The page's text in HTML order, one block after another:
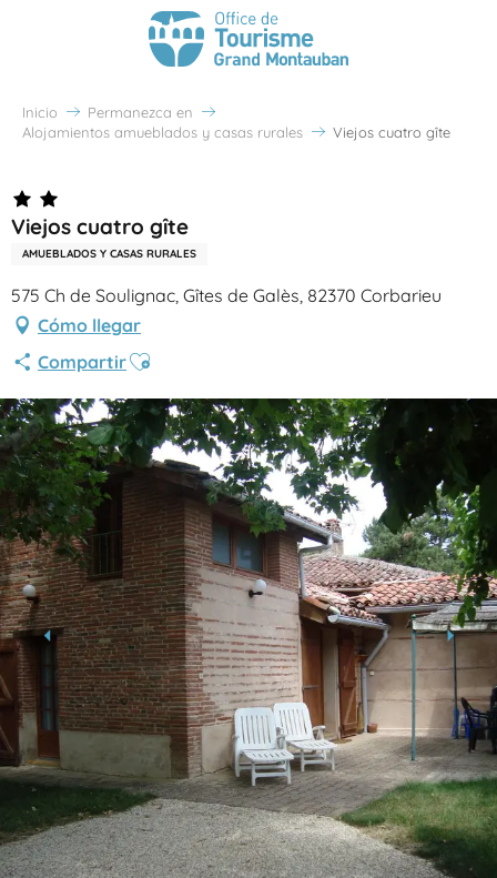
Inicio
Permanezca en
Alojamientos amueblados y casas rurales
Viejos cuatro gîte
Viejos cuatro gîte
AMUEBLADOS Y CASAS RURALES
575 Ch de Soulignac, Gîtes de Galès, 82370 Corbarieu
Cómo llegar
CompartirAjouter aux favoris